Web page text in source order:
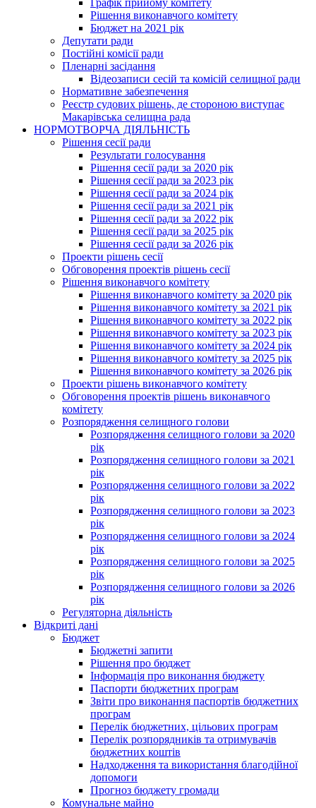
Графік прийому комітету
Рішення виконавчого комітету
Бюджет на 2021 рік
Депутати ради
Постійні комісії ради
Пленарні засідання
Відеозаписи сесій та комісій селищної ради
Нормативне забезпечення
Реєстр судових рішень, де стороною виступає
Макарівська селищна рада
НОРМОТВОРЧА ДІЯЛЬНІСТЬ
Рішення сесії ради
Результати голосування
Рішення сесії ради за 2020 рік
Рішення сесії ради за 2023 рік
Рішення сесії ради за 2024 рік
Рішення сесії ради за 2021 рік
Рішення сесії ради за 2022 рік
Рішення сесії ради за 2025 рік
Рішення сесії ради за 2026 рік
Проекти рішень сесії
Обговорення проектів рішень сесії
Рішення виконавчого комітету
Рішення виконавчого комітету за 2020 рік
Рішення виконавчого комітету за 2021 рік
Рішення виконавчого комітету за 2022 рік
Рішення виконавчого комітету за 2023 рік
Рішення виконавчого комітету за 2024 рік
Рішення виконавчого комітету за 2025 рік
Рішення виконавчого комітету за 2026 рік
Проекти рішень виконавчого комітету
Обговорення проектів рішень виконавчого
комітету
Розпорядження селищного голови
Розпорядження селищного голови за 2020
рік
Розпорядження селищного голови за 2021
рік
Розпорядження селищного голови за 2022
рік
Розпорядження селищного голови за 2023
рік
Розпорядження селищного голови за 2024
рік
Розпорядження селищного голови за 2025
рік
Розпорядження селищного голови за 2026
рік
Регуляторна діяльність
Відкриті дані
Бюджет
Бюджетні запити
Рішення про бюджет
Інформація про виконання бюджету
Паспорти бюджетних програм
Звіти про виконання паспортів бюджетних
програм
Перелік бюджетних, цільових програм
Перелік розпорядників та отримувачів
бюджетних коштів
Надходження та використання благодійної
допомоги
Прогноз бюджету громади
Комунальне майно